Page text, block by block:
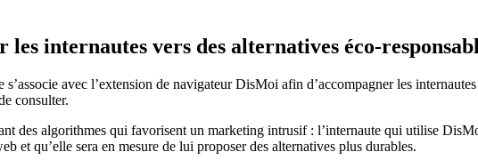
internautes vers des alternatives éco-
avec l’extension de navigateur DisMoi afin d’accompagner les
consulter.
des algorithmes qui favorisent un marketing intrusif : l’internaute qui utilise
et qu’elle sera en mesure de lui proposer des alternatives plus durables.